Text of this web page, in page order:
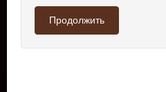
Продолжить